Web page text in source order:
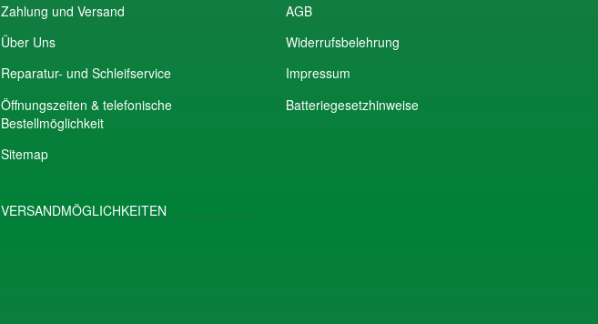
Zahlung und Versand
Über Uns
Reparatur- und Schleifservice
Öffnungszeiten & telefonische
Bestellmöglichkeit
Sitemap
AGB
Widerrufsbelehrung
Impressum
Batteriegesetzhinweise
VERSANDMÖGLICHKEITEN